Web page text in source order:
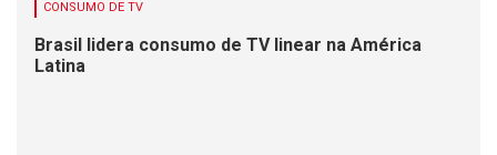
CONSUMO DE TV
Brasil lidera consumo de TV linear na América
Latina